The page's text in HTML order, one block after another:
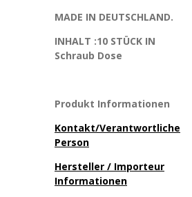
MADE IN DEUTSCHLAND.
INHALT :10 STÜCK IN
Schraub Dose
Produkt Informationen
Kontakt/Verantwortliche
Person
Hersteller / Importeur
Informationen